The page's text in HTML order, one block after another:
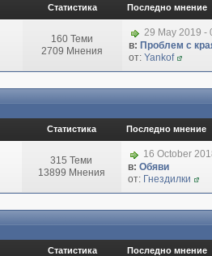
Статистика Последно мнение
160 Теми
2709 Мнения
29 May 2019 -
в: Проблем с
от: Yankof
Статистика Последно мнение
315 Теми
13899 Мнения
16 October
в: Обяви
от: Гнездилки
Статистика Последно мнение